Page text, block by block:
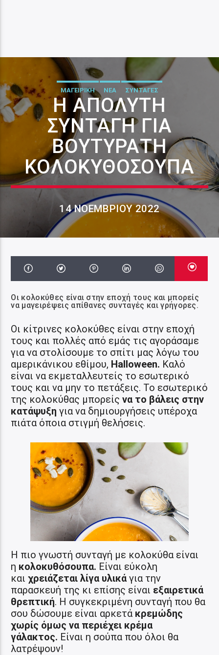
ΜΑΓΕΙΡΙΚΗ ΝΕΑ ΣΥΝΤΑΓΕΣ
Η ΑΠΌΛΥΤΗ
ΣΥΝΤΑΓΉ ΓΙΑ
ΒΟΥΤΥΡΆΤΗ
ΚΟΛΟΚΥΘΌΣΟΥΠΑ
14 ΝΟΕΜΒΡΊΟΥ 2022
Οι κολοκύθες είναι στην εποχή τους και μπορείς
να μαγειρέψεις απίθανες συνταγές και γρήγορες.
Οι κίτρινες κολοκύθες είναι στην εποχή
τους και πολλές από εμάς τις αγοράσαμε
για να στολίσουμε το σπίτι μας λόγω του
αμερικάνικου εθίμου, Halloween. Καλό
είναι να εκμεταλλευτείς το εσωτερικό
τους και να μην το πετάξεις. Το εσωτερικό
της κολοκύθας μπορείς να το βάλεις στην
κατάψυξη για να δημιουργήσεις υπέροχα
πιάτα όποια στιγμή θελήσεις.
Η πιο γνωστή συνταγή με κολοκύθα είναι
η κολοκυθόσουπα. Είναι εύκολη
καιχρειάζεται λίγα υλικά για την
παρασκευή της κι επίσης είναι εξαιρετικά
θρεπτική. Η συγκεκριμένη συνταγή που θα
σου δώσουμε είναι αρκετά κρεμώδης
χωρίς όμως να περιέχει κρέμα
γάλακτος. Είναι η σούπα που όλοι θα
λατρέψουν!